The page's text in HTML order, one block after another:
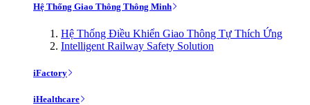
Hệ Thống Giao Thông Thông Minh
Hệ Thống Điều Khiển Giao Thông Tự Thích Ứng
Intelligent Railway Safety Solution
iFactory
iHealthcare